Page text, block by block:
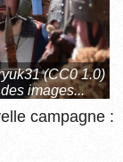
(CC0 1.0)
images...
campagne :